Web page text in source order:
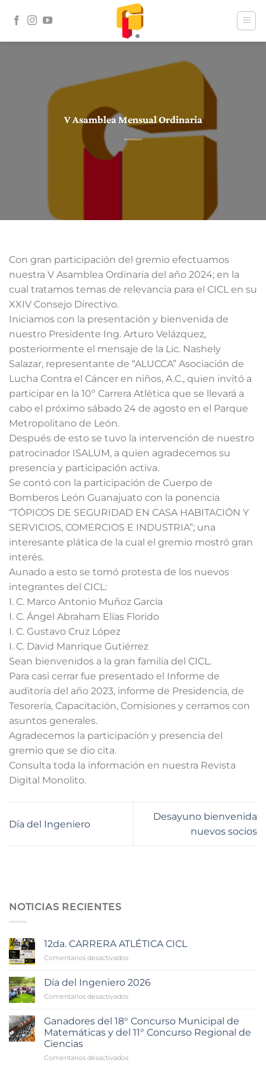
V Asamblea Mensual Ordinaria
NOTICIAS RECIENTES
12da. CARRERA ATLÉTICA CICL
Comentarios desactivadosen
CARRERA
ATLÉTICA
CICL
Día del Ingeniero 2026
Comentarios desactivadosen
del
Ingeniero
2026
Ganadores del 18° Concurso Municipal de
Matemáticas y del 11° Concurso Regional de
Ciencias
Comentarios desactivadosen
Con gran participación del gremio efectuamos
nuestra V Asamblea Ordinaria del año 2024; en la
cual tratamos temas de relevancia para el CICL en su
XXIV Consejo Directivo.
Iniciamos con la presentación y bienvenida de
nuestro Presidente Ing. Arturo Velázquez,
posteriormente el mensaje de la Lic. Nashely
Salazar, representante de “ALUCCA” Asociación de
Lucha Contra el Cáncer en niños, A.C., quien invitó a
participar en la 10º Carrera Atlética que se llevará a
cabo el próximo sábado 24 de agosto en el Parque
Metropolitano de León.
Después de esto se tuvo la intervención de nuestro
patrocinador ISALUM, a quien agradecemos su
presencia y participación activa.
Se contó con la participación de Cuerpo de
Bomberos León Guanajuato con la ponencia
“TÓPICOS DE SEGURIDAD EN CASA HABITACIÓN Y
SERVICIOS, COMERCIOS E INDUSTRIA”; una
interesante plática de la cual el gremio mostró gran
interés.
Aunado a esto se tomó protesta de los nuevos
integrantes del CICL:
I. C. Marco Antonio Muñoz García
I. C. Ángel Abraham Elías Florido
I. C. Gustavo Cruz López
I. C. David Manrique Gutiérrez
Sean bienvenidos a la gran familia del CICL.
Para casi cerrar fue presentado el Informe de
auditoría del año 2023, informe de Presidencia, de
Tesorería, Capacitación, Comisiones y cerramos con
asuntos generales.
Agradecemos la participación y presencia del
gremio que se dio cita.
Consulta toda la información en nuestra Revista
Digital Monolito.
Día del Ingeniero
Desayuno bienvenida
nuevos socios